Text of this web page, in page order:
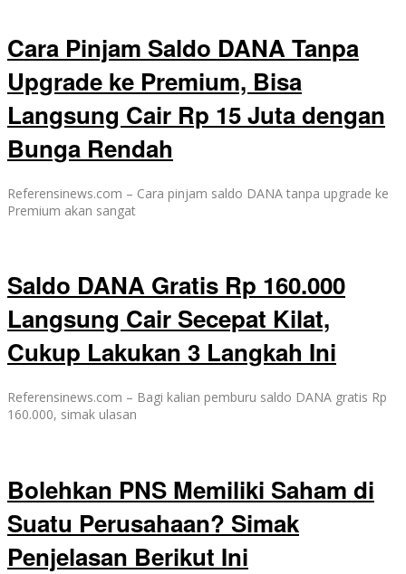
Cara Pinjam Saldo DANA Tanpa
Upgrade ke Premium, Bisa
Langsung Cair Rp 15 Juta dengan
Bunga Rendah
Referensinews.com – Cara pinjam saldo DANA tanpa upgrade ke
Premium akan sangat
Saldo DANA Gratis Rp 160.000
Langsung Cair Secepat Kilat,
Cukup Lakukan 3 Langkah Ini
Referensinews.com – Bagi kalian pemburu saldo DANA gratis Rp
160.000, simak ulasan
Bolehkan PNS Memiliki Saham di
Suatu Perusahaan? Simak
Penjelasan Berikut Ini